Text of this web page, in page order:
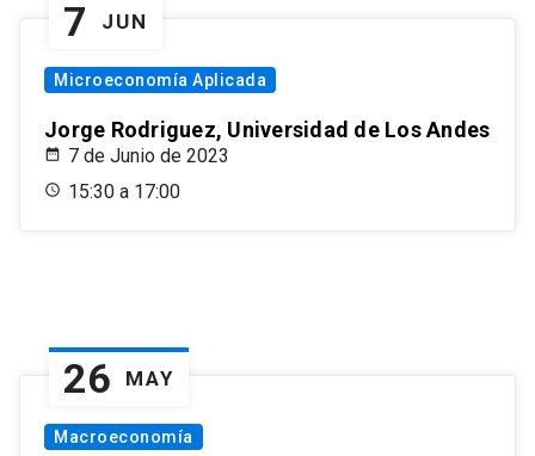
7 JUN
Microeconomía Aplicada
Jorge Rodriguez, Universidad de Los Andes
7 de Junio de 2023
15:30 a 17:00
26 MAY
Macroeconomía